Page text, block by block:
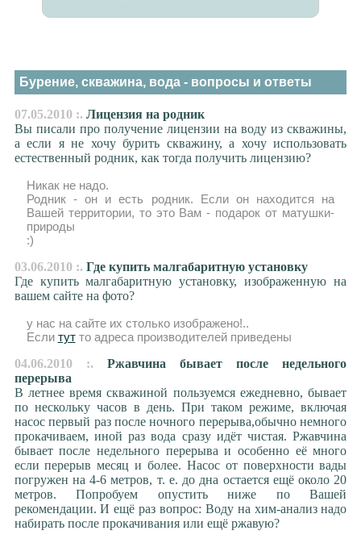
Бурение, скважина, вода - вопросы и ответы
07.05.2010 :. Лицензия на родник
Вы писали про получение лицензии на воду из скважины,
а если я не хочу бурить скважину, а хочу использовать
естественный родник, как тогда получить лицензию?
Никак не надо.
Родник - он и есть родник. Если он находится на
Вашей территории, то это Вам - подарок от матушки-
природы
:)
03.06.2010 :. Где купить малгабаритную установку
Где купить малгабаритную установку, изображенную на
вашем сайте на фото?
у нас на сайте их столько изображено!..
Если тутто адреса производителей приведены
04.06.2010 :. Ржавчина бывает после недельного
перерыва
В летнее время скважиной пользуемся ежедневно, бывает
по нескольку часов в день. При таком режиме, включая
насос первый раз после ночного перерыва,обычно немного
прокачиваем, иной раз вода сразу идёт чистая. Ржавчина
бывает после недельного перерыва и особенно её много
если перерыв месяц и более. Насос от поверхности вады
погружен на 4-6 метров, т. е. до дна остается ещё около 20
метров. Попробуем опустить ниже по Вашей
рекомендации. И ещё раз вопрос: Воду на хим-анализ надо
набирать после прокачивания или ещё ржавую?